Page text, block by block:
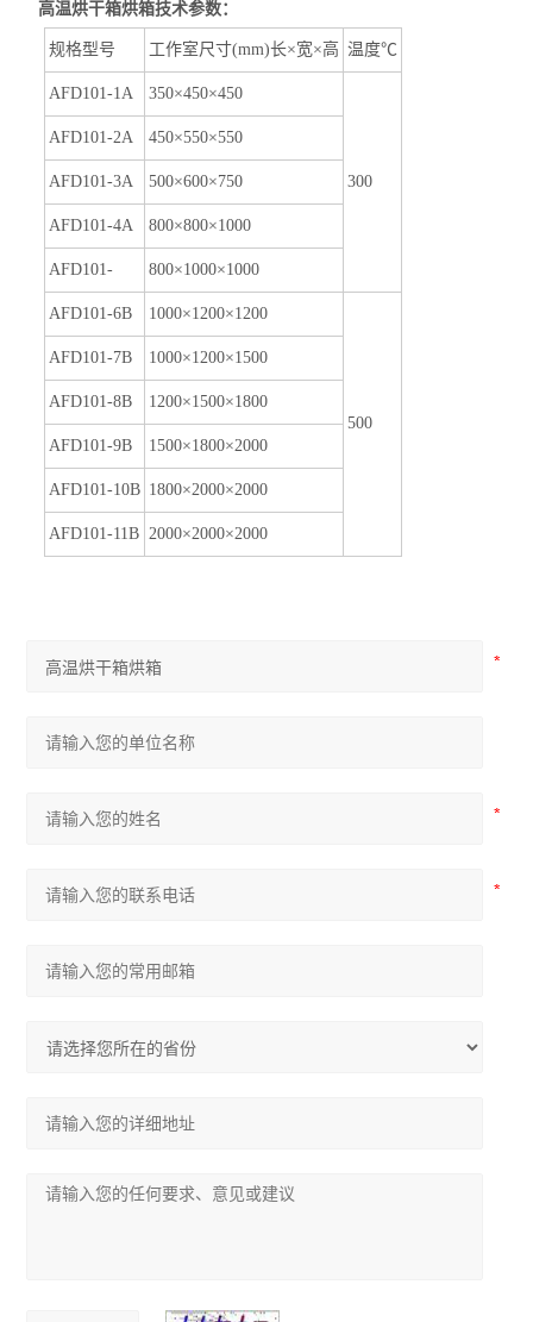
高温烘干箱烘箱技术参数：
规格型号 工作室尺寸(mm)长×宽×高 温度℃
AFD101-1A 350×450×450
300
AFD101-2A 450×550×550
AFD101-3A 500×600×750
AFD101-4A 800×800×1000
AFD101- 800×1000×1000
AFD101-6B 1000×1200×1200
500
AFD101-7B 1000×1200×1500
AFD101-8B 1200×1500×1800
AFD101-9B 1500×1800×2000
AFD101-10B 1800×2000×2000
AFD101-11B 2000×2000×2000